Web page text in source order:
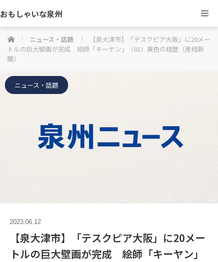
おもしゃいな泉州
ホーム ニュース・話題
【泉大津市】「テスクピア大阪」に20メー
トルの巨大壁画が完成 絵師「キーヤン」（81）異色の経歴（産経新
聞）
ニュース・話題
2023.06.12
【泉大津市】「テスクピア大阪」に20メー
トルの巨大壁画が完成 絵師「キーヤン」